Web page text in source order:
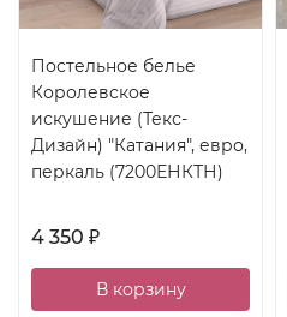
Постельное белье
Королевское
искушение (Текс-
Дизайн) "Катания", евро,
перкаль (7200ЕНКТН)
4 350 ₽
В корзину